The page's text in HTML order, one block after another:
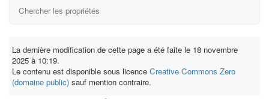
Chercher les propriétés
La dernière modification de cette page a été faite le 18 novembre
2025 à 10:19.
Le contenu est disponible sous licence Creative Commons Zero
(domaine public) sauf mention contraire.